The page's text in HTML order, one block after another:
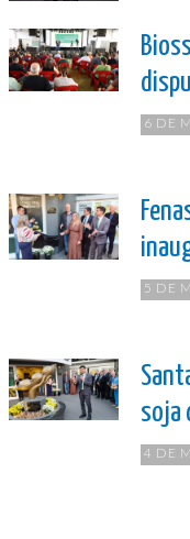
6 DE
5 DE
soja
4 DE